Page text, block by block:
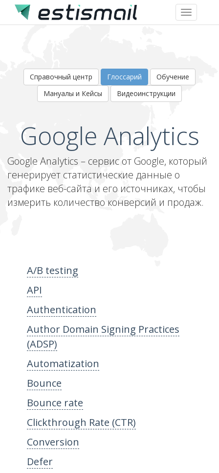
Toggle
navigation
Справочный центр Глоссарий
Обучение
Мануалы и Кейсы
Видеоинструкции
Google Analytics
Google Analytics – сервис от Google, который
генерирует статистические данные о
трафике веб-сайта и его источниках, чтобы
измерить количество конверсий и продаж.
A/B testing
API
Authentication
Author Domain Signing Practices
(ADSP)
Automatization
Bounce
Bounce rate
Clickthrough Rate (CTR)
Conversion
Defer